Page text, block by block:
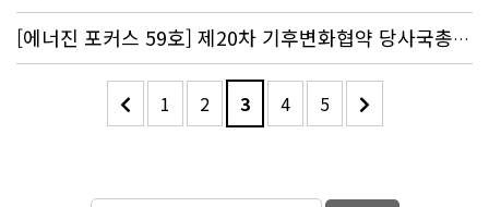
[에너진 포커스 59호] 제20차 기후변화협약 당사국총회(COP 20)의 쟁점과 대응
1 2 3 4 5